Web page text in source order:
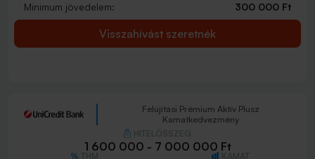
Minimum jövedelem:
300 000 Ft
Visszahívást szeretnék
Felújítási Prémium Aktív Plusz
Kamatkedvezmény
1 600 000 - 7 000 000 Ft